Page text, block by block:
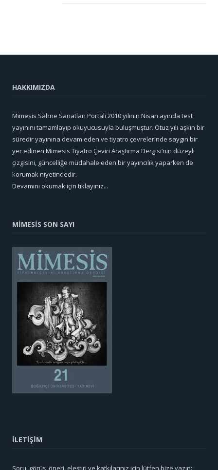
HAKKIMIZDA
Mimesis Sahne Sanatları Portali 2010 yılının Nisan ayında test
yayınını tamamlayıp okuyucusuyla buluşmuştur. Otuz yılı aşkın bir
süredir yayınına devam eden ve tiyatro çevrelerinde saygın bir
yer edinen Mimesis Tiyatro Çeviri Araştırma Dergisi’nin düzeyli
çizgisini, güncelliğe müdahale eden bir yayıncılık yaparken de
korumak niyetindedir.
Devamını okumak için tıklayınız...
MİMESİS SON SAYI
İLETİŞİM
Soru, görüş, öneri, eleştiri ve katkılarınız için lütfen bize yazın: